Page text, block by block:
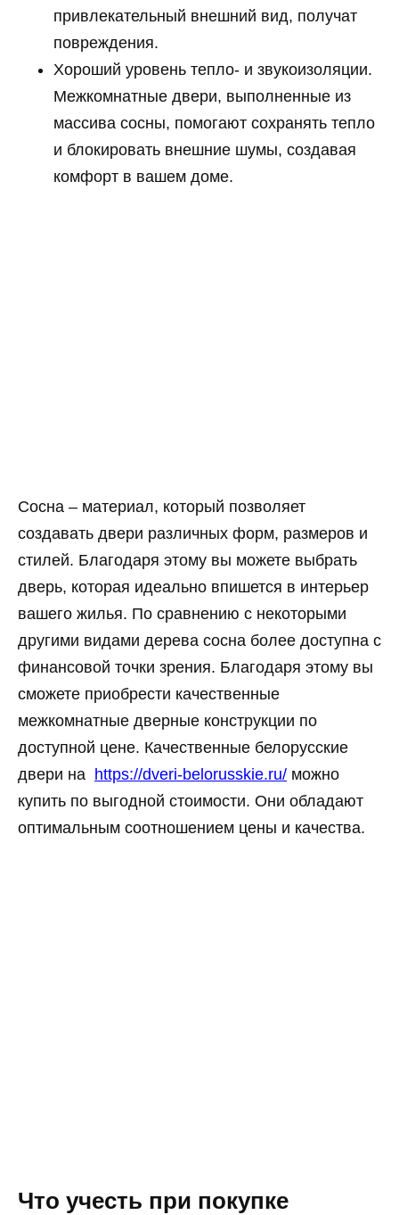
привлекательный внешний вид, получат
повреждения.
Хороший уровень тепло- и звукоизоляции.
Межкомнатные двери, выполненные из
массива сосны, помогают сохранять тепло
и блокировать внешние шумы, создавая
комфорт в вашем доме.
Сосна – материал, который позволяет
создавать двери различных форм, размеров и
стилей. Благодаря этому вы можете выбрать
дверь, которая идеально впишется в интерьер
вашего жилья. По сравнению с некоторыми
другими видами дерева сосна более доступна с
финансовой точки зрения. Благодаря этому вы
сможете приобрести качественные
межкомнатные дверные конструкции по
доступной цене. Качественные белорусские
двери на https://dveri-belorusskie.ru/ можно
купить по выгодной стоимости. Они обладают
оптимальным соотношением цены и качества.
Что учесть при покупке